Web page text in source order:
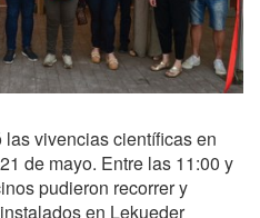
vivencias científicas en
de mayo. Entre las 11:00 y
pudieron recorrer y
en Lekueder